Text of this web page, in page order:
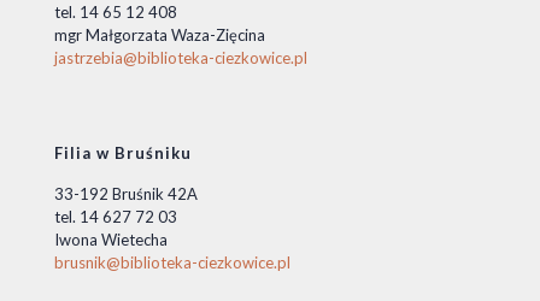
tel. 14 65 12 408
mgr Małgorzata Waza-Zięcina
jastrzebia@biblioteka-ciezkowice.pl
Filia w Bruśniku
33-192 Bruśnik 42A
tel. 14 627 72 03
Iwona Wietecha
brusnik@biblioteka-ciezkowice.pl